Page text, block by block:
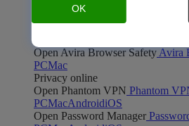
Open Safe Shopping Safe
Open Avira Browser Safety Avira
PCMac
Privacy online
Open Phantom VPN Phantom
PCMacAndroidiOS
Open Password Manager
OK